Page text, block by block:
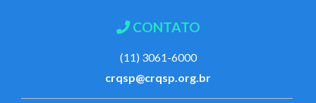
CONTATO
(11) 3061-6000
crqsp@crqsp.org.br